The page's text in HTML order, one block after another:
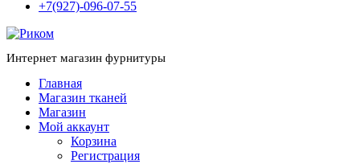
+7(927)-096-07-55
Интернет магазин фурнитуры
Главная
Магазин тканей
Магазин
Мой аккаунт
Корзина
Регистрация